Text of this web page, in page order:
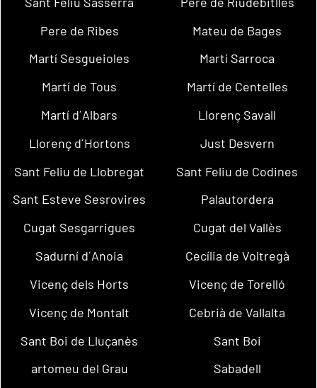
Pere de Ribes
Mateu de Bages
Martí Sesgueioles
Martí Sarroca
Martí de Tous
Martí de Centelles
Martí d´Albars
Llorenç Savall
Llorenç d´Hortons
Just Desvern
Sant Feliu de Llobregat
Sant Feliu de Codines
Sant Esteve Sesrovires
Palautordera
Cugat Sesgarrigues
Cugat del Vallès
Sadurní d´Anoia
Cecília de Voltregà
Vicenç dels Horts
Vicenç de Torelló
Vicenç de Montalt
Cebrià de Vallalta
Sant Boi de Lluçanès
Sant Boi
artomeu del Grau
Sabadell